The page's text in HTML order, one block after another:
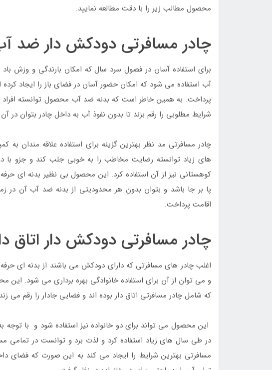
محصول مطالب زیر را با دقت مطالعه نمایید.
چادر مسافرتی دودکش دار ضد
برای استفاده آسان در فصول سرد سال که امکان بارندگی و وزش
آب استفاده می شود که امکان حضور آسان در فضای باز را ایجاد
پرداخت. به همین خاطر است که بدنه ضد آب محصول توانسته افراد
شرایط مطلوبی را رقم بزند تا بدون نفوذ آب به داخل چادر بتوان
چادر مسافرتی مد نظر بهترین گزینه برای استفاده علاقه مندان
های زیاد توانسته رضایت مخاطب را به خوبی جلب کند و جزو
کوهستانی نیز از آن استفاده کرد. این محصول بی نظیر بدنه ای
پا بر جا باشد و بتوان بدون هر محدودیتی از بدنه ضد آب آن در
اقامت پرداخت.
چادر مسافرتی دودکش دار اتاق
اغلب چادر های مسافرتی که دارای دودکش می باشند از بدنه ای
و می توان از آن برای استفاده خانوادگی بهره برداری می شود.
که شامل چادر مسافرتی اتاق دار بوده اند و فضایی جادار را رقم می
این محصول می تواند برای دو خانواده نیز استفاده شود و با توجه
در طی سال های زیاد استفاده کرد و لذت برد و توانست در تمامی
مسافرتی بهترین شرایط را ایجاد می کند به این صورت که